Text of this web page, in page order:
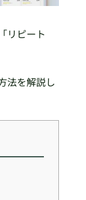
リピート
法を解説し